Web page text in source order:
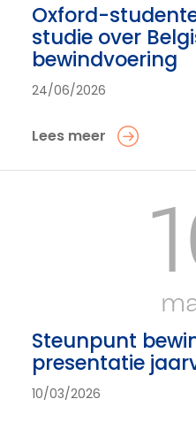
Oxford-
studie over
bewindvoering
24/06/2026
Lees meer
Steunpunt
presentatie
10/03/2026